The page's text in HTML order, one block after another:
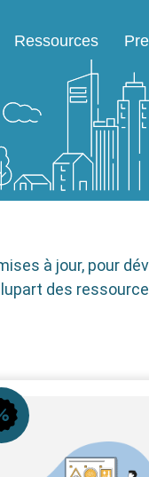
Ressources
à jour, pour
des